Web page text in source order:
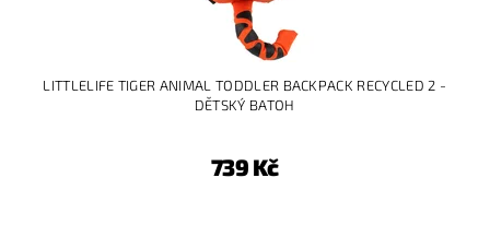
LITTLELIFE TIGER ANIMAL TODDLER BACKPACK RECYCLED 2 -
DĚTSKÝ BATOH
739 Kč